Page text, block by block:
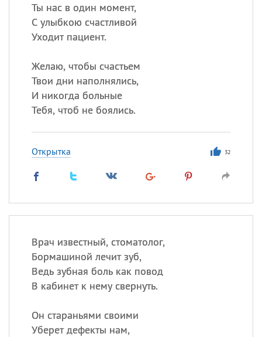
Ты нас в один момент,
С улыбкою счастливой
Уходит пациент.
Желаю, чтобы счастьем
Твои дни наполнялись,
И никогда больные
Тебя, чтоб не боялись.
Открытка 32
Врач известный, стоматолог,
Бормашиной лечит зуб,
Ведь зубная боль как повод
В кабинет к нему свернуть.
Он стараньями своими
Уберет дефекты нам,